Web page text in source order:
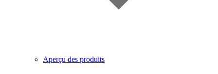
Aperçu des produits